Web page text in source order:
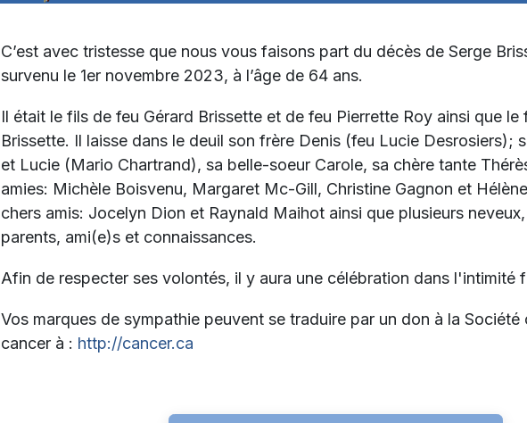
C’est avec tristesse que nous vous faisons part du décès de Serge
survenu le 1er novembre 2023, à l’âge de 64 ans.
Il était le fils de feu Gérard Brissette et de feu Pierrette Roy ainsi que
Brissette. Il laisse dans le deuil son frère Denis (feu Lucie Desrosiers);
et Lucie (Mario Chartrand), sa belle-soeur Carole, sa chère tante
amies: Michèle Boisvenu, Margaret Mc-Gill, Christine Gagnon et
chers amis: Jocelyn Dion et Raynald Maihot ainsi que plusieurs
parents, ami(e)s et connaissances.
Afin de respecter ses volontés, il y aura une célébration dans l'intimité
Vos marques de sympathie peuvent se traduire par un don à la Société
cancer à : http://cancer.ca